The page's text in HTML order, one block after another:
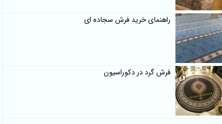
راهنمای خرید فرش سجاده ای
فرش گرد در دکوراسیون